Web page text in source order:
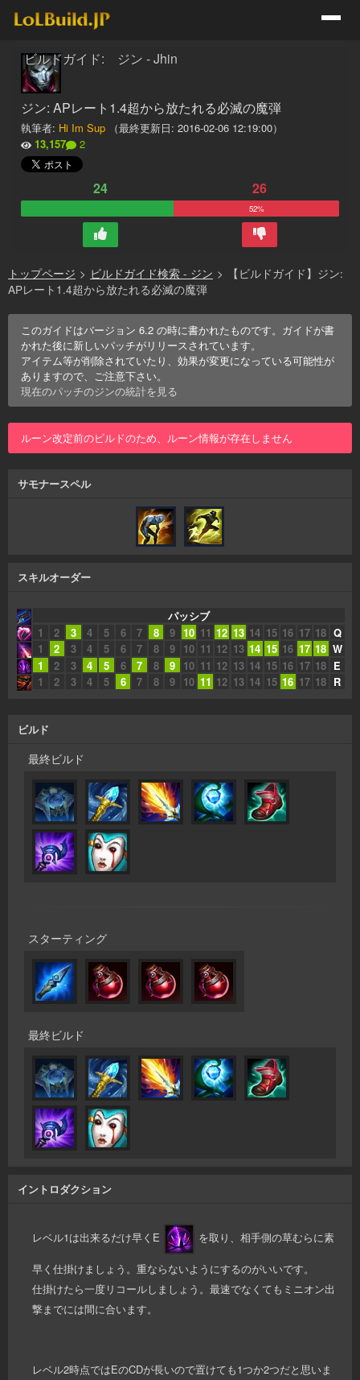
ビルドガイド: ジン - Jhin
ジン: APレート1.4超から放たれる必滅の魔弾
執筆者: Hi Im Sup （最終更新日: 2016-02-06 12:19:00）
13,157
2
24 26
52%
トップページ > ビルドガイド検索 - ジン >
【ビルドガイド】ジン:
APレート1.4超から放たれる必滅の魔弾
このガイドはバージョン6.2 の時に書かれたものです。ガイドが書
かれた後に新しいパッチがリリースされています。
アイテム等が削除されていたり、効果が変更になっている可能性が
ありますので、ご注意下さい。
現在のパッチのジンの統計を見る
ルーン改定前のビルドのため、ルーン情報が存在しません
サモナースペル
スキルオーダー
パッシブ
1
2 3 4 5 6 7 8 9 10 11 12 13 14 15 16 17 18 Q
1
2 3 4 5 6 7 8 9 10 11 12 13 14 15 16 17 18 W
1
2 3 4 5 6 7 8 9 10 11 12 13 14 15 16 17 18 E
1
2 3 4 5 6 7 8 9 10 11 12 13 14 15 16 17 18 R
ビルド
最終ビルド
スターティング
最終ビルド
イントロダクション
レベル1は出来るだけ早くE を取り、相手側の草むらに素
早く仕掛けましょう。重ならないようにするのがいいです。
仕掛けたら一度リコールしましょう。最速でなくてもミニオン出
撃までには間に合います。
レベル2時点ではEのCDが長いので置けても1つか2つだと思いま